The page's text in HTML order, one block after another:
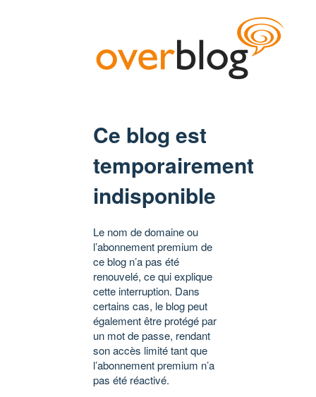
Ce blog est
temporairement
indisponible
Le nom de domaine ou
l’abonnement premium de
ce blog n’a pas été
renouvelé, ce qui explique
cette interruption. Dans
certains cas, le blog peut
également être protégé par
un mot de passe, rendant
son accès limité tant que
l’abonnement premium n’a
pas été réactivé.